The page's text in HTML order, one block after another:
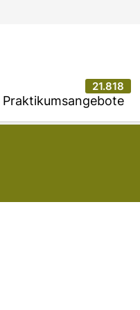
Praktikumsangebote
21.818